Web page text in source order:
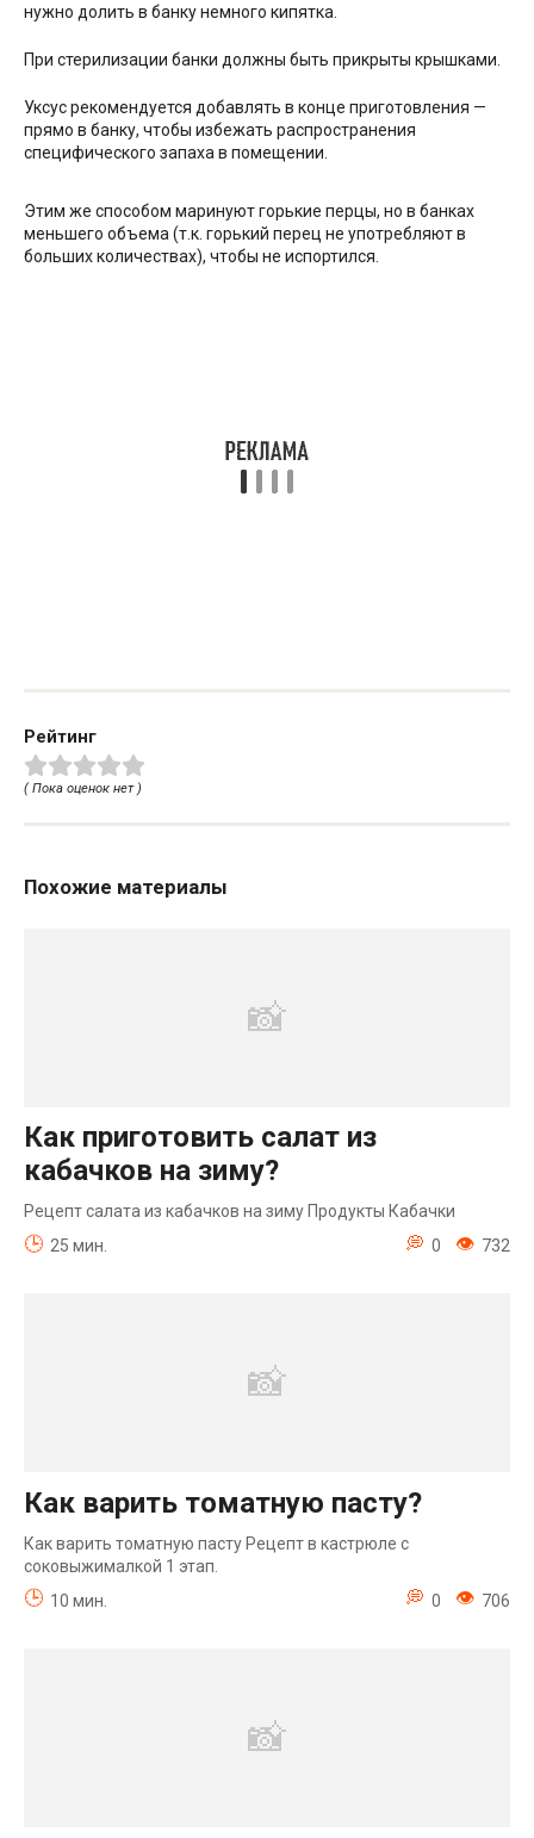
нужно долить в банку немного кипятка.
При стерилизации банки должны быть прикрыты крышками.
Уксус рекомендуется добавлять в конце приготовления —
прямо в банку, чтобы избежать распространения
специфического запаха в помещении.
Этим же способом маринуют горькие перцы, но в банках
меньшего объема (т.к. горький перец не употребляют в
больших количествах), чтобы не испортился.
Рейтинг
( Пока оценок нет )
Похожие материалы
Как приготовить салат из
кабачков на зиму?
Рецепт салата из кабачков на зиму Продукты Кабачки
25 мин.
0 732
Как варить томатную пасту?
Как варить томатную пасту Рецепт в кастрюле с
соковыжималкой 1 этап.
10 мин.
0 706